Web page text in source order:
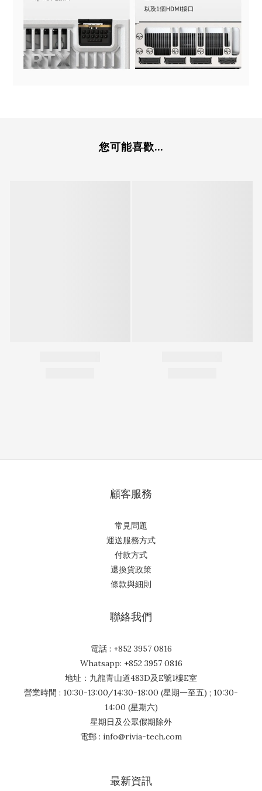
您可能喜歡...
顧客服務
常見問題
運送服務方式
付款方式
退換貨政策
條款與細則
聯絡我們
電話 : +852 3957 0816
Whatsapp: +852 3957 0816
地址：九龍青山道483D及E號1樓E室
營業時間 : 10:30-13:00/14:30-18:00 (星期一至五) ; 10:30-
14:00 (星期六)
星期日及公眾假期除外
電郵 : info@rivia-tech.com
最新資訊